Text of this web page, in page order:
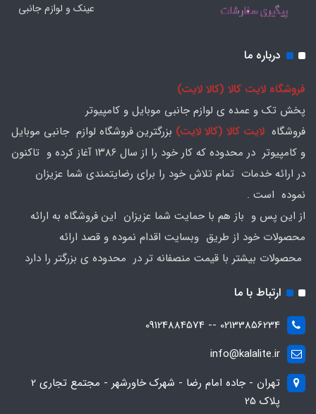
عینک و لوازم جانبی
درباره ما
فروشگاه لایت کالا (کالا لایت)
پخش تک و عمده ی لوازم جانبی موبایل و کامپیوتر
فروشگاه لایت کالا (کالا لایت) بزرگترین فروشگاه لوازم جانبی موبایل
و کامپیوتر در محدوده که کار خود را از سال ۱۳۸۶ آغاز کرده و تاکنون
در ارائه خدمات تمام تلاش خود را برای رضایتمندی شما عزیزان
نموده است .
از این پس و باز هم با حمایت شما عزیزان این فروشگاه به ارائه
محصولات خود از طریق وبسایت اقدام نموده و قصد ارائه
محصولات بیشتر با قیمت منصفانه تر در محدوده ی بزرگتر را دارد
ارتباط با ما
02133856234 -- 09124884574
info@kalalite.ir
تهران - جاده امام رضا - شهرک خاورشهر - مجتمع تجاری 2
پلاک 25